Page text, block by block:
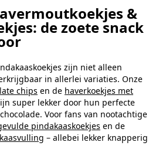
&
de zoete snack
zijn niet alleen
in allerlei variaties. Onze
chips en de haverkoekjes met
super lekker door hun perfecte
Voor fans van nootachtige
pindakaaskoekjes en de
– allebei lekker knapperig